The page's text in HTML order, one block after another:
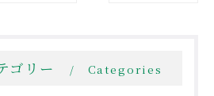
ゴリー Categories